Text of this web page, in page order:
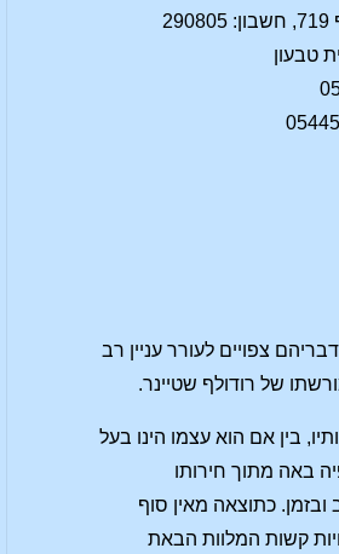
צפויים לעורר עניין רב
של רודולף שטיינר.
בין אם הוא עצמו הינו בעל
באה מתוך חירותו
כתוצאה מאין סוף
קשות המלוות הבאת